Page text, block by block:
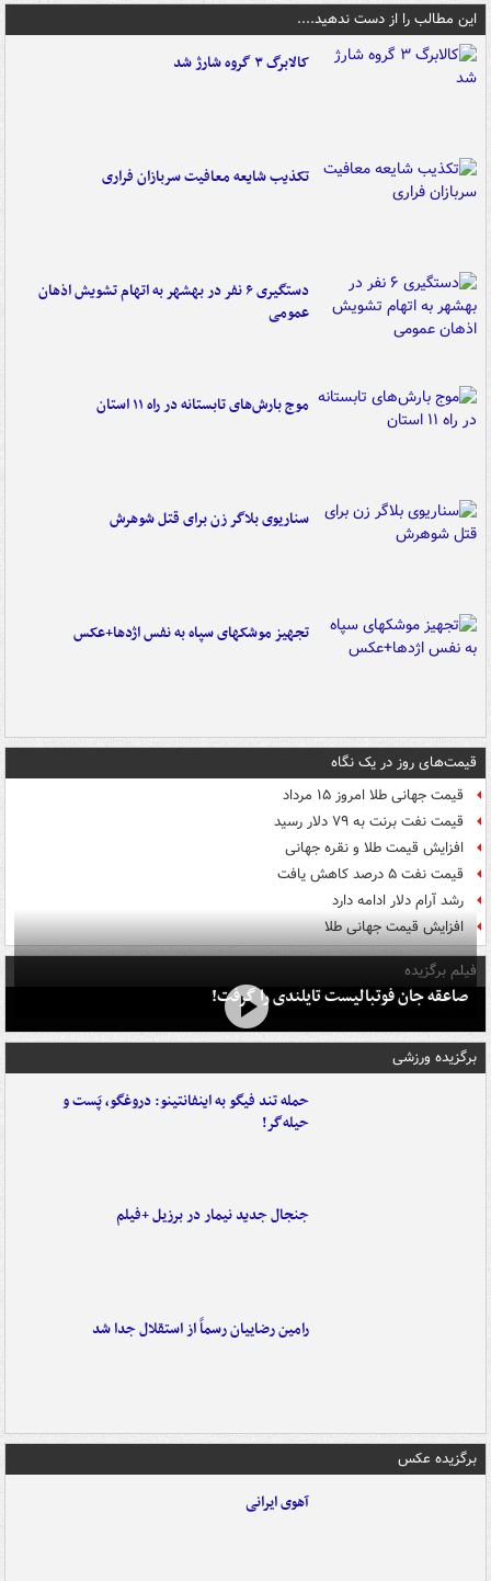
این مطالب را از دست ندهید....
کالابرگ ۳ گروه شارژ شد
تکذیب شایعه معافیت سربازان فراری
دستگیری ۶ نفر در بهشهر به اتهام تشویش اذهان
عمومی
موج بارش‌های تابستانه در راه ۱۱ استان
سناریوی بلاگر زن برای قتل شوهرش
تجهیز موشکهای سپاه به نفس اژدها+عکس
قیمت‌های روز در یک نگاه
قیمت جهانی طلا امروز ۱۵ مرداد
قیمت نفت برنت به ۷۹ دلار رسید
افزایش قیمت طلا و نقره جهانی
قیمت نفت ۵ درصد کاهش یافت
رشد آرام دلار ادامه دارد
افزایش قیمت جهانی طلا
فیلم برگزیده
صاعقه جان فوتبالیست تایلندی را گرفت!
برگزیده ورزشی
حمله تند فیگو به اینفانتینو: دروغگو، پَست‌ و
حیله‌گر!
جنجال جدید نیمار در برزیل +فیلم
رامین رضاییان رسماً از استقلال جدا شد
برگزیده عکس
آهوی ایرانی